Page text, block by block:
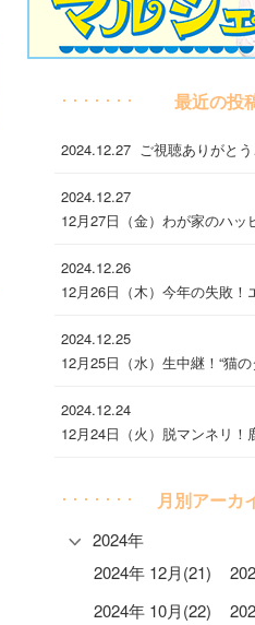
最近の投
2024.12.27 ご視聴ありがと
2024.12.27
12月27日（金）わが家のハッ
2024.12.26
12月26日（木）今年の失敗！
2024.12.25
12月25日（水）生中継！“猫
2024.12.24
12月24日（火）脱マンネリ！
月別アーカ
2024年
2024年 12月(21)
2024年 10月(22)